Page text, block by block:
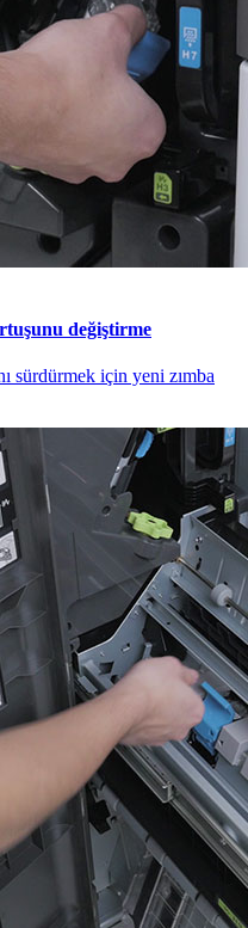
değiştirme
sürdürmek için yeni zımba